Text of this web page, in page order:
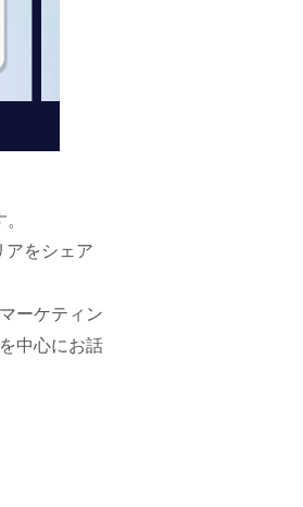
アをシェア
ーケティン
中心にお話